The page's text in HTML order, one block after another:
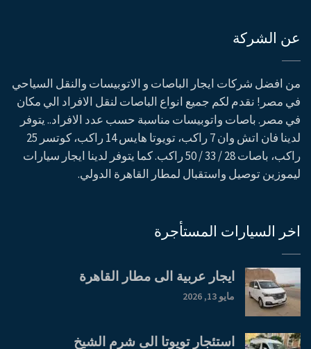
عن الشركة
من افضل شركات ايجار الباصات و الاتوبيسات والنقل السياحي
في مصر! نقدم لكم جميع انواع الباصات لنقل الافراد الي مكان
في مصر. باصات واتوبيسات مناسبة حسب عدد الافراد.. يتوفر
لدينا فان اتش وان 7 راكب، تويوتا هايس 14 راكب، كوتسر 25
راكب، باصات 28 / 33 / 50 راكب. كما يتوفر لدينا ايجار سيارات
ليموزين توصيل واستقبال لمطار القاهرة الدولي.
اخر السيارات المستأجرة
ايجار عربية الى مطار القاهرة
مايو 13, 2026
استئجار تويوتا الى شرم الشيخ